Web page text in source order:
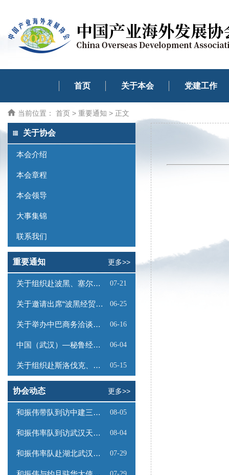
首页 关于本会 党建工作
当前位置： 首页 > 重要通知 > 正文
关于协会
本会介绍
本会章程
本会领导
大事集锦
联系我们
重要通知 更多>>
关于组织赴波黑、塞尔维亚商务考察的函 07-21
关于邀请出席“波黑经贸投资推介会”的函 06-25
关于举办中巴商务洽谈会的通知 06-16
中国（武汉）—秘鲁经贸合作推介会邀请函 06-04
关于组织赴斯洛伐克、奥地利商务考察的函 05-15
协会动态 更多>>
和振伟带队到访中建三局数字工程有限公司 08-05
和振伟率队到访武汉天源集团 08-04
和振伟率队赴湖北武汉调研 07-29